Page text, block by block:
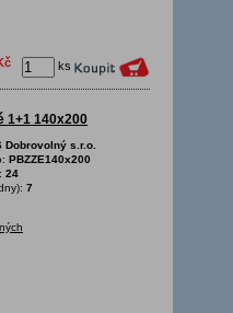
ks
1+1 140x200
Dobrovolný s.r.o.
PBZZE140x200
24
7